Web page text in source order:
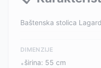
Baštenska stolica Lagard
DIMENZIJE
•širina: 55 cm